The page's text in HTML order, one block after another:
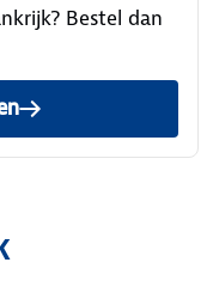
Bestel dan
Europa